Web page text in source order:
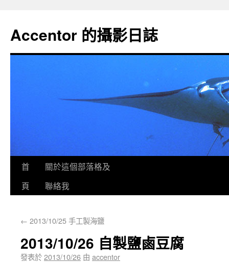
Accentor 的攝影日誌
首
頁
關於這個部落格及
聯絡我
← 2013/10/25 手工製海鹽
2013/10/26 自製鹽鹵豆腐
發表於2013/10/26 由 accentor